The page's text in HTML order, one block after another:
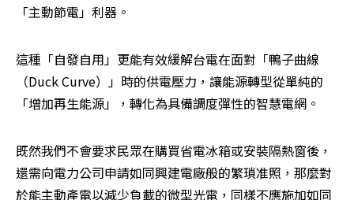
「主動節電」利器。
這種「自發自用」更能有效緩解台電在面對「鴨子曲線
（Duck Curve）」時的供電壓力，讓能源轉型從單純的
「增加再生能源」，轉化為具備調度彈性的智慧電網。
既然我們不會要求民眾在購買省電冰箱或安裝隔熱窗後，
還需向電力公司申請如同興建電廠般的繁瑣准照，那麼對
於能主動產電以減少負載的微型光電，同樣不應施加如同